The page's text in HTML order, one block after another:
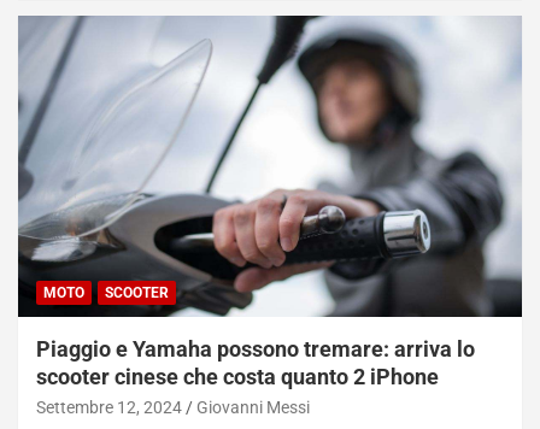
MOTO SCOOTER
Piaggio e Yamaha possono tremare: arriva lo
scooter cinese che costa quanto 2 iPhone
Settembre 12, 2024 Giovanni Messi